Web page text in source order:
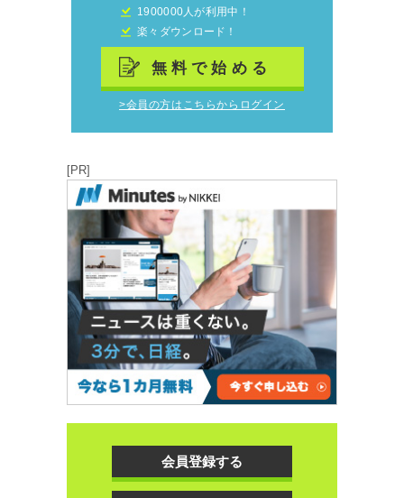
1900000人が利用中！
楽々ダウンロード！
無料で始める
>会員の方はこちらからログイン
[PR]
会員登録する